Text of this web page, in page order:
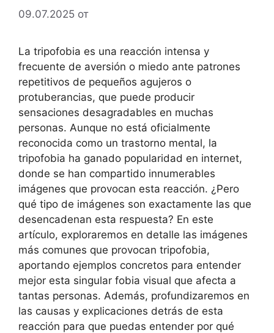
09.07.2025 от
La tripofobia es una reacción intensa y
frecuente de aversión o miedo ante patrones
repetitivos de pequeños agujeros o
protuberancias, que puede producir
sensaciones desagradables en muchas
personas. Aunque no está oficialmente
reconocida como un trastorno mental, la
tripofobia ha ganado popularidad en internet,
donde se han compartido innumerables
imágenes que provocan esta reacción. ¿Pero
qué tipo de imágenes son exactamente las que
desencadenan esta respuesta? En este
artículo, exploraremos en detalle las imágenes
más comunes que provocan tripofobia,
aportando ejemplos concretos para entender
mejor esta singular fobia visual que afecta a
tantas personas. Además, profundizaremos en
las causas y explicaciones detrás de esta
reacción para que puedas entender por qué